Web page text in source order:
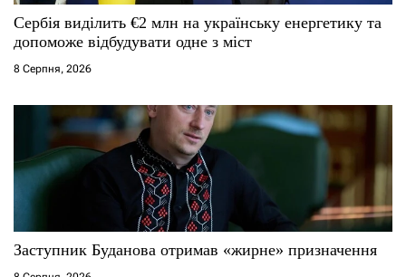
Сербія виділить €2 млн на українську енергетику та
допоможе відбудувати одне з міст
8 Серпня, 2026
Заступник Буданова отримав «жирне» призначення